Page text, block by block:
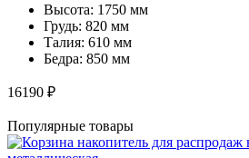
Высота: 1750 мм
Грудь: 820 мм
Талия: 610 мм
Бедра: 850 мм
16190 ₽
Популярные товары